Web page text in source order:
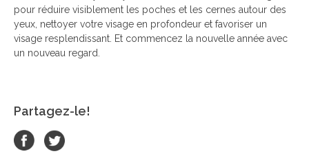
pour réduire visiblement les poches et les cernes autour des
yeux, nettoyer votre visage en profondeur et favoriser un
visage resplendissant. Et commencez la nouvelle année avec
un nouveau regard.
Partagez-le!